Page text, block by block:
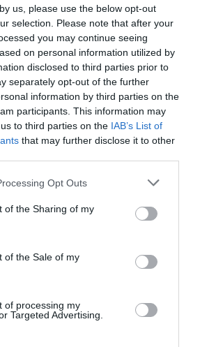
us, please use the below opt-out
selection. Please note that after your
you may continue seeing
on personal information utilized by
disclosed to third parties prior to
separately opt-out of the further
information by third parties on the
participants. This information may
to third parties on the IAB’s List of
that may further disclose it to other
Opt Outs
of the Sharing of my
of the Sale of my
of processing my
Targeted Advertising.